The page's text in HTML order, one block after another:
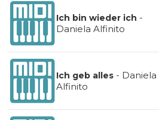
Ich bin wieder ich -
Daniela Alfinito
Ich geb alles- Daniela
Alfinito